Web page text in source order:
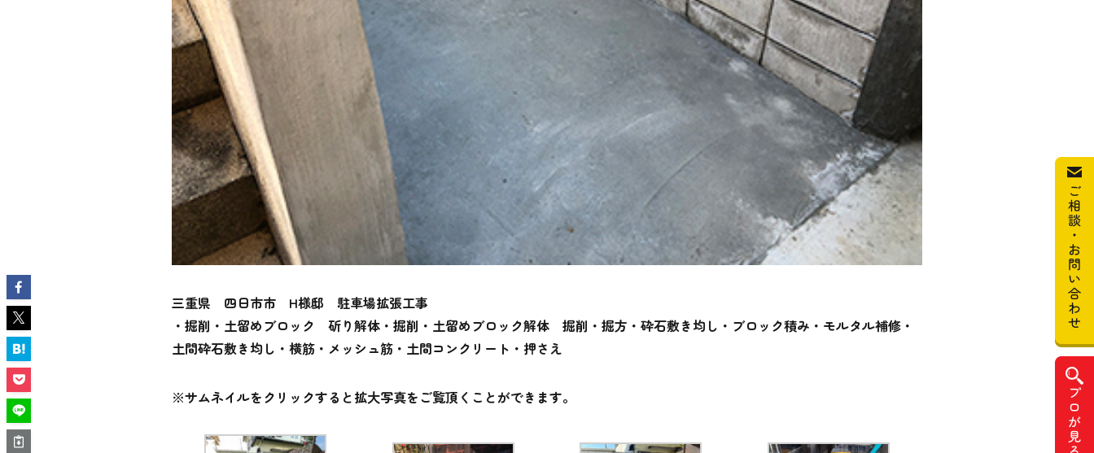
三重県 四日市市 H様邸 駐車場拡張工事
・掘削・土留めブロック 斫り解体・掘削・土留めブロック解体 掘削・掘方・砕石敷き均し・ブロック積み・モルタル補修・
土間砕石敷き均し・横筋・メッシュ筋・土間コンクリート・押さえ
※サムネイルをクリックすると拡大写真をご覧頂くことができます。